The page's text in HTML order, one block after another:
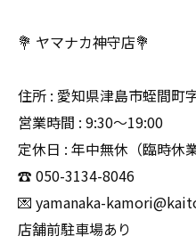
💐 ヤマナカ神守店💐
住所 : 愛知県津島市蛭間町
営業時間 : 9:30〜19:00
定休日 : 年中無休（臨時休
☎️ 050-3134-8046
💌 yamanaka-
店舗前駐車場あり